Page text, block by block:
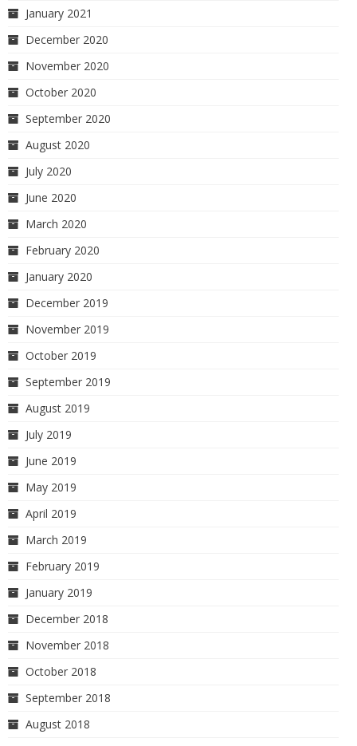
January 2021
December 2020
November 2020
October 2020
September 2020
August 2020
July 2020
June 2020
March 2020
February 2020
January 2020
December 2019
November 2019
October 2019
September 2019
August 2019
July 2019
June 2019
May 2019
April 2019
March 2019
February 2019
January 2019
December 2018
November 2018
October 2018
September 2018
August 2018